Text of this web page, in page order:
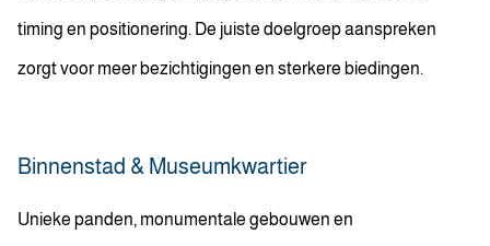
timing en positionering. De juiste doelgroep aanspreken
zorgt voor meer bezichtigingen en sterkere biedingen.
Binnenstad & Museumkwartier
Unieke panden, monumentale gebouwen en